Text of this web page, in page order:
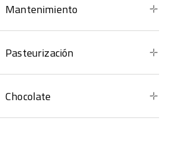
Mantenimiento
Pasteurización
Chocolate